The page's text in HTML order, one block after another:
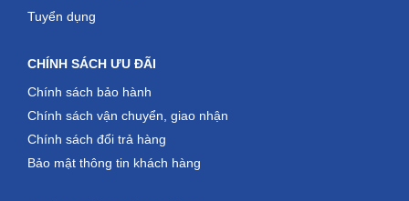
Tuyển dụng
CHÍNH SÁCH ƯU ĐÃI
Chính sách bảo hành
Chính sách vận chuyển, giao nhận
Chính sách đổi trả hàng
Bảo mật thông tin khách hàng